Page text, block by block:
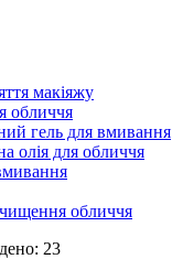
макіяжу
обличчя
гель для вмивання
олія для обличчя
обличчя
23